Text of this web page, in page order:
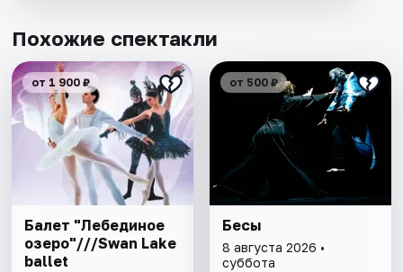
Похожие спектакли
от 1 900 ₽
Балет "Лебединое
озеро"///Swan Lake
ballet
от 500 ₽
Бесы
8 августа 2026 •
суббота